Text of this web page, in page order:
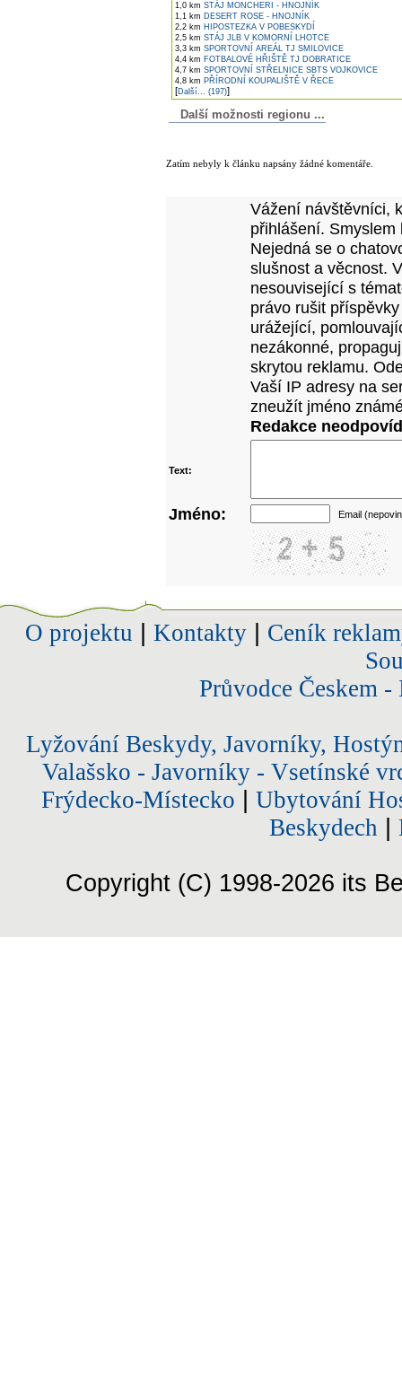
1,0 km STÁJ MONCHERI - HNOJNÍK
1,1 km DESERT ROSE - HNOJNÍK
2,2 km HIPOSTEZKA V POBESKYDÍ
2,5 km STÁJ JLB V KOMORNÍ LHOTCE
3,3 km SPORTOVNÍ AREÁL TJ SMILOVICE
4,4 km FOTBALOVÉ HŘIŠTĚ TJ DOBRATICE
4,7 km SPORTOVNÍ STŘELNICE SBTS VOJKOVICE
4,8 km PŘÍRODNÍ KOUPALIŠTĚ V ŘECE
[Další... (197)]
Další možnosti regionu ...
Zatím nebyly k článku napsány žádné komentáře.
Vážení návštěvníci,
přihlášení.
Nejedná se o
slušnost a věcnost.
nesouvisející s
právo rušit
urážející,
nezákonné,
skrytou reklamu.
Vaší IP adresy na
zneužít jméno
Redakce
Text:
Jméno: Email
O projektu Kontakty| Ceník
Průvodce Českem
Lyžování Beskydy, Javorníky,
Valašsko - Javorníky - Vsetínské
Frýdecko-Místecko
Ubytování
Beskydech
Copyright (C) 1998-2026 its